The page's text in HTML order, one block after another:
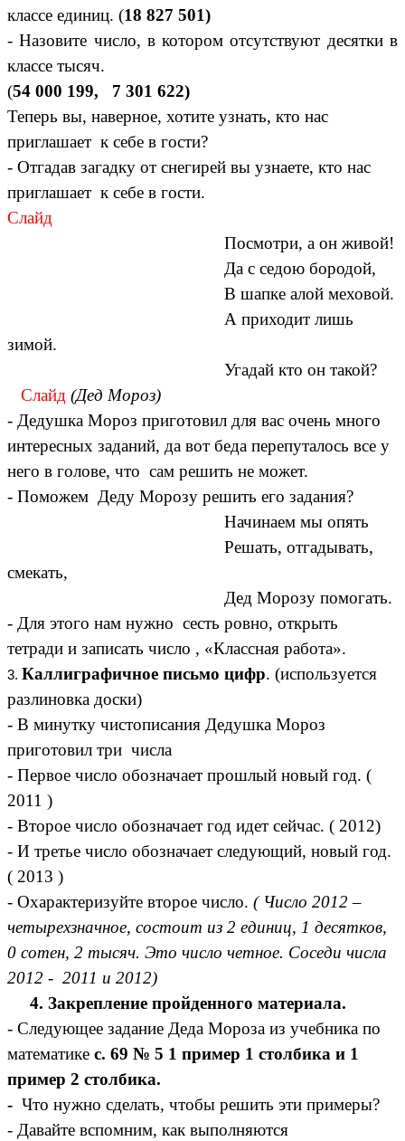
классе единиц. (18 827 501)
- Назовите число, в котором отсутствуют десятки в
классе тысяч.
(54 000 199, 7 301 622)
Теперь вы, наверное, хотите узнать, кто нас
приглашает к себе в гости?
- Отгадав загадку от снегирей вы узнаете, кто нас
приглашает к себе в гости.
Слайд
Посмотри, а он живой!
Да с седою бородой,
В шапке алой меховой.
А приходит лишь
зимой.
Угадай кто он такой?
Слайд (Дед Мороз)
- Дедушка Мороз приготовил для вас очень много
интересных заданий, да вот беда перепуталось все у
него в голове, что сам решить не может.
- Поможем Деду Морозу решить его задания?
Начинаем мы опять
Решать, отгадывать,
смекать,
Дед Морозу помогать.
- Для этого нам нужно сесть ровно, открыть
тетради и записать число , «Классная работа».
Каллиграфичное письмо цифр. (используется
разлиновка доски)
- В минутку чистописания Дедушка Мороз
приготовил три числа
- Первое число обозначает прошлый новый год. (
2011 )
- Второе число обозначает год идет сейчас. ( 2012)
- И третье число обозначает следующий, новый год.
( 2013 )
- Охарактеризуйте второе число. ( Число 2012 –
четырехзначное, состоит из 2 единиц, 1 десятков,
0 сотен, 2 тысяч. Это число четное. Соседи числа
2012 - 2011 и 2012)
4. Закрепление пройденного материала.
- Следующее задание Деда Мороза из учебника по
математике с. 69 № 5 1 пример 1 столбика и 1
пример 2 столбика.
- Что нужно сделать, чтобы решить эти примеры?
- Давайте вспомним, как выполняются